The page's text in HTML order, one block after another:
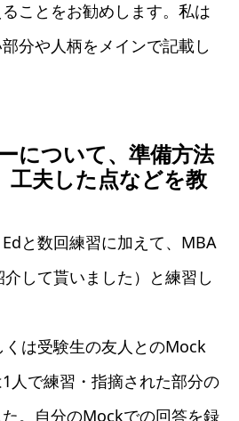
ことをお勧めします。私は
分や人柄をメインで記載し
について、準備方法
工夫した点などを教
と数回練習に加えて、MBA
して貰いました）と練習し
くは受験生の友人とのMock
人で練習・指摘された部分の
。自分のMockでの回答を録